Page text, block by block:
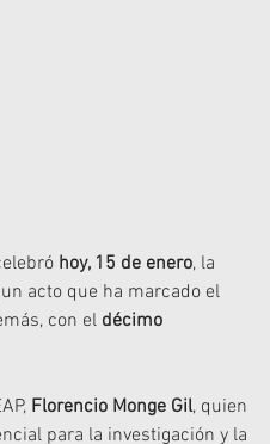
hoy, 15 de enero, la
acto que ha marcado el
con el décimo
Florencio Monge Gil, quien
para la investigación y la